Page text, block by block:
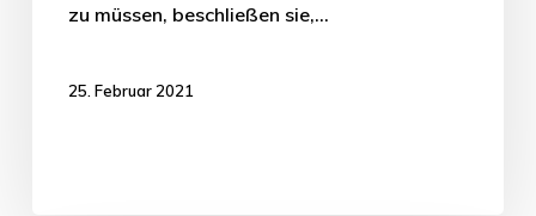
zu müssen, beschließen sie,…
25. Februar 2021